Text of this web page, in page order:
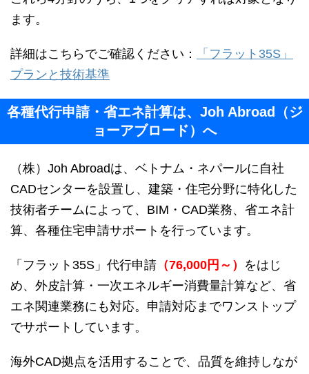
ます。
詳細はこちらでご確認ください：
「フラット35S」
プランと技術基準
各種代行申請・省エネ計算は、Joh Abroad（ジ
ョーアブロード）へ
（株）Joh Abroadは、ベトナム・ネパールに自社
CADセンターを設置し、建築・住宅分野に特化した
技術者チームによって、BIM・CAD業務、省エネ計
算、各種住宅申請サポートを行っています。
「フラット35S」代行申請 （76,000円～） をはじ
め、外皮計算・一次エネルギー消費量計算など、省
エネ関連業務にも対応。申請対応までワンストップ
でサポートしています。
海外CAD拠点を活用することで、品質を維持しなが